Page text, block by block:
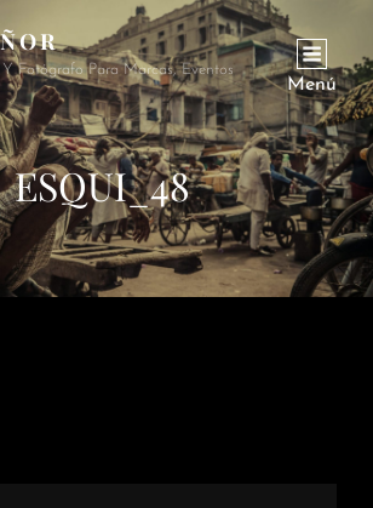
Fotógrafo Para Marcas, Eventos
Menú
ESQUI_48